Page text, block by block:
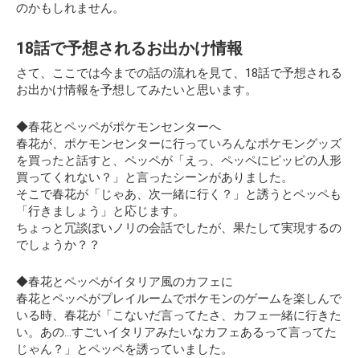
のかもしれません。
18話で予想されるお出かけ情報
さて、ここでは今までの話の流れを見て、18話で予想される
お出かけ情報を予想してみたいと思います。
◆春花とペッペがポケモンセンターへ
春花が、ポケモンセンターに行っていろんなポケモングッズ
を買ったと話すと、ペッペが 「えっ、ペッペにピッピの人形
買ってくれない？」
と言ったシーンがありました。
そこで春花が「じゃあ、次一緒に行く？」と誘うとペッペも
「行きましょう」と応じます。
ちょっと冗談ぽいノリの会話でしたが、果たして実現するの
でしょうか？？
◆春花とペッペがイタリア風のカフェに
春花とペッペがプレイルームでポケモンのゲームを楽しんで
いる時、春花が「こないだ言ってたさ、カフェ一緒に行きた
い。あの…すごいイタリアみたいなカフェあるって言ってた
じゃん？」とペッペを誘っていました。